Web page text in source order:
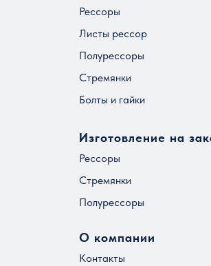
Рессоры
Листы рессор
Полурессоры
Стремянки
Болты и гайки
Изготовление на
Рессоры
Стремянки
Полурессоры
О компании
Контакты